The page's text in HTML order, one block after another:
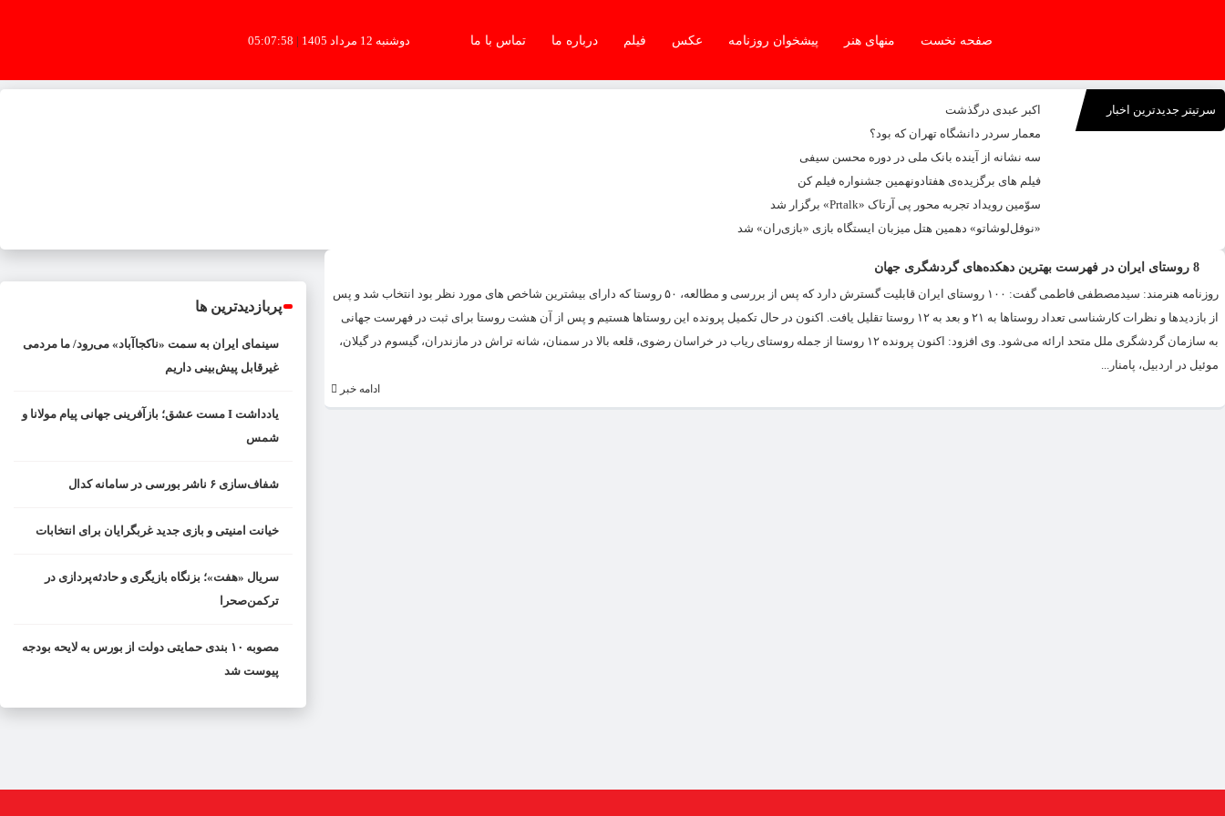
صفحه نخست منهای هنر پیشخوان روزنامه عکس فیلم درباره ما تماس با ما دوشنبه 12 مرداد 1405 |
05:07:58
سرتیتر جدیدترین اخبار
اکبر عبدی درگذشت
معمار سردر دانشگاه تهران که بود؟
سه نشانه از آینده بانک ملی در دوره محسن سیفی
فیلم های برگزیده‌ی هفتادونهمین جشنواره فیلم کن
سوّمین رویداد تجربه محور پی آرتاک «Prtalk» برگزار شد
«نوفل‌لوشاتو» دهمین هتل میزبان ایستگاه بازی «بازی‌ران» شد
8 روستای ایران در فهرست بهترین دهکده‌های گردشگری جهان
روزنامه هنرمند: سیدمصطفی فاطمی گفت: ۱۰۰ روستای ایران قابلیت گسترش دارد که پس از بررسی و مطالعه، ۵۰ روستا که دارای بیشترین شاخص های مورد نظر بود انتخاب شد و پس
از بازدیدها و نظرات کارشناسی تعداد روستاها به ۲۱ و بعد به ۱۲ روستا تقلیل یافت. اکنون در حال تکمیل پرونده این روستاها هستیم و پس از آن هشت روستا برای ثبت در فهرست جهانی
به سازمان گردشگری ملل متحد ارائه می‌شود. وی افزود: اکنون پرونده ۱۲ روستا از جمله روستای ریاب در خراسان رضوی، قلعه بالا در سمنان، شانه تراش در مازندران، گیسوم در گیلان،
موئیل در اردبیل، پامنار...
ادامه خبر
پربازدیدترین ها
سینمای ایران به سمت «ناکجاآباد» می‌رود/ ما مردمی
غیرقابل پیش‌بینی داریم
یادداشت I مست عشق؛ بازآفرینی جهانی پیام مولانا و
شمس
شفاف‌سازی ۶ ناشر بورسی در سامانه کدال
خیانت امنیتی و بازی جدید غربگرایان برای انتخابات
سریال «هفت»؛ بزنگاه بازیگری و حادثه‌پردازی در
ترکمن‌صحرا
مصوبه ۱۰ بندی حمایتی دولت از بورس به لایحه بودجه
پیوست شد